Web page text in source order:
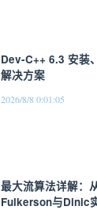
Dev-C++ 6.3 安装
解决方案
2026/8/8 0:01:05
最大流算法详解：
Fulkerson与Dinic